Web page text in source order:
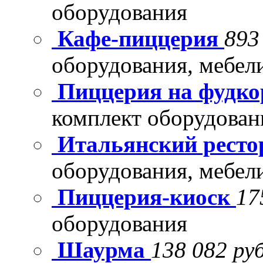
оборудования
Кафе-пиццерия
оборудования,
Пиццерия на
комплект
Итальянский
оборудования,
Пиццерия-киоск
оборудования
Шаурма 138 082